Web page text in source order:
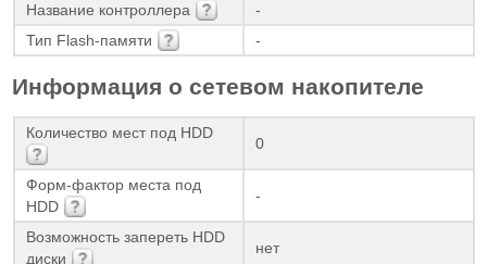
Название контроллера
-
Тип Flash-памяти
-
Информация о сетевом накопителе
Количество мест под HDD
0
Форм-фактор места под
HDD
-
Возможность запереть HDD
диски
нет